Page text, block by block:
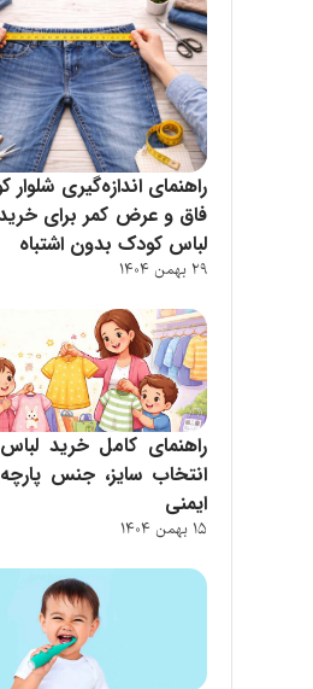
راهنمای اندازه‌گیری شلوار
فاق و عرض کمر برای خرید
لباس کودک بدون اشتباه
29 بهمن 1404
راهنمای کامل خرید
انتخاب سایز، جنس
ایمنی
15 بهمن 1404